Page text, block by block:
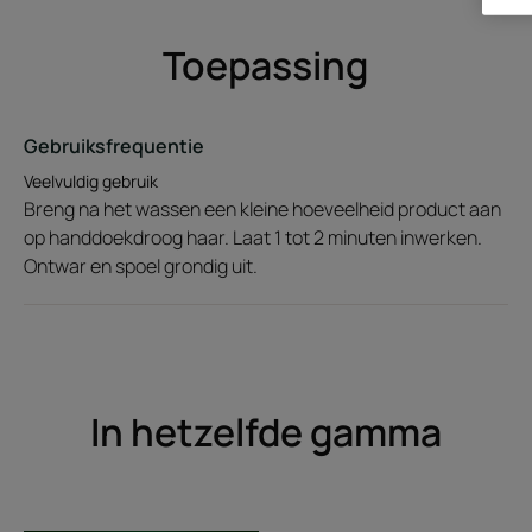
Toepassing
Gebruiksfrequentie
Veelvuldig gebruik
Breng na het wassen een kleine hoeveelheid product aan
op handdoekdroog haar. Laat 1 tot 2 minuten inwerken.
Ontwar en spoel grondig uit.
In hetzelfde gamma